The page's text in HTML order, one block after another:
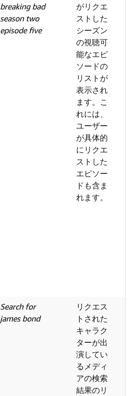
breaking bad
season two
episode five
がリクエ
ストした
シーズン
の視聴可
能なエピ
ソードの
リストが
表示され
ます。こ
れには、
ユーザー
が具体的
にリクエ
ストした
エピソー
ドも含ま
れます。
Search for
james bond
リクエス
トされた
キャラク
ターが出
演してい
るメディ
アの検索
結果のリ